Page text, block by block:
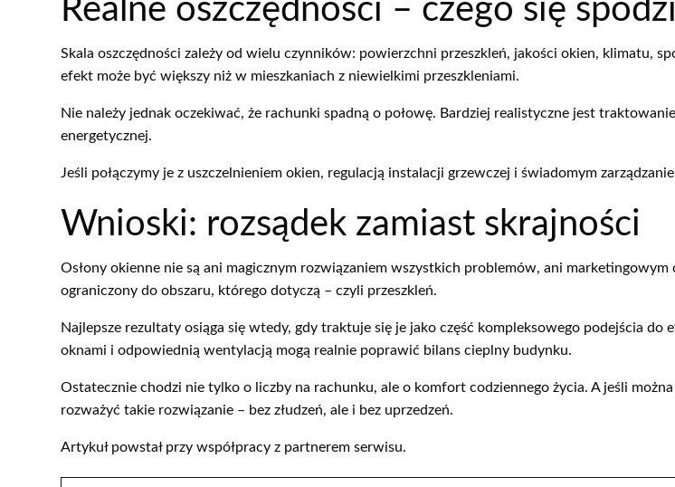
Realne oszczędności – czego się
Skala oszczędności zależy od wielu czynników: powierzchni przeszkleń, jakości okien, klimatu,
efekt może być większy niż w mieszkaniach z niewielkimi przeszkleniami.
Nie należy jednak oczekiwać, że rachunki spadną o połowę. Bardziej realistyczne jest
energetycznej.
Jeśli połączymy je z uszczelnieniem okien, regulacją instalacji grzewczej i świadomym
Wnioski: rozsądek zamiast skrajności
Osłony okienne nie są ani magicznym rozwiązaniem wszystkich problemów, ani
ograniczony do obszaru, którego dotyczą – czyli przeszkleń.
Najlepsze rezultaty osiąga się wtedy, gdy traktuje się je jako część kompleksowego podejścia
oknami i odpowiednią wentylacją mogą realnie poprawić bilans cieplny budynku.
Ostatecznie chodzi nie tylko o liczby na rachunku, ale o komfort codziennego życia. A jeśli
rozważyć takie rozwiązanie – bez złudzeń, ale i bez uprzedzeń.
Artykuł powstał przy współpracy z partnerem serwisu.